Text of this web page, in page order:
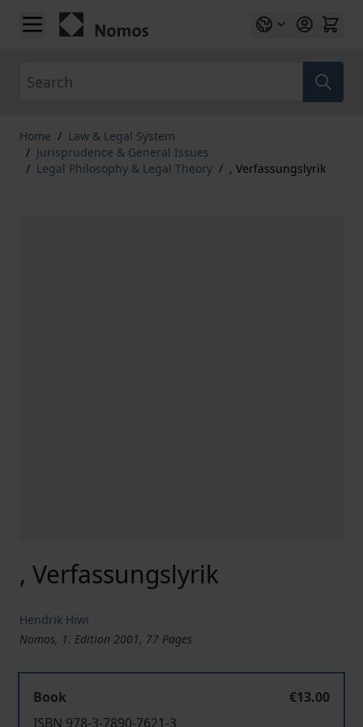
Skip to Content
Home / Law & Legal System
/ Jurisprudence & General Issues
/ Legal Philosophy & Legal Theory / , Verfassungslyrik
, Verfassungslyrik
Hendrik Hiwi
Nomos, 1. Edition 2001, 77 Pages
Book
€13.00
ISBN 978-3-7890-7621-3